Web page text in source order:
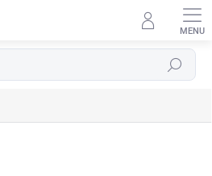
Hľadať